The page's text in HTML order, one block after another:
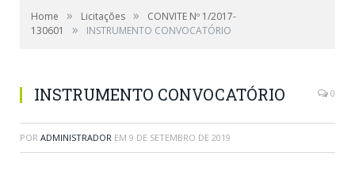
Home » Licitações »
CONVITE Nº 1/2017-
130601
» INSTRUMENTO CONVOCATÓRIO
INSTRUMENTO CONVOCATÓRIO 0
POR ADMINISTRADOR EM 9 DE SETEMBRO DE 2019